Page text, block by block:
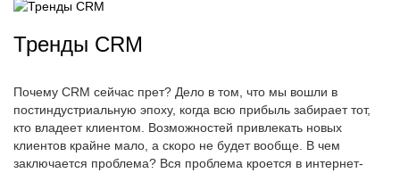
Тренды CRM
Почему CRM сейчас прет? Дело в том, что мы вошли в
постиндустриальную эпоху, когда всю прибыль забирает тот,
кто владеет клиентом. Возможностей привлекать новых
клиентов крайне мало, а скоро не будет вообще. В чем
заключается проблема? Вся проблема кроется в интернет-